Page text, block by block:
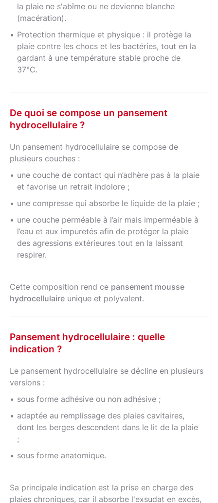
la plaie ne s'abîme ou ne devienne blanche
(macération).
Protection thermique et physique : il protège la
plaie contre les chocs et les bactéries, tout en la
gardant à une température stable proche de
37°C.
De quoi se compose un pansement
hydrocellulaire ?
Un pansement hydrocellulaire se compose de
plusieurs couches :
une couche de contact qui n’adhère pas à la plaie
et favorise un retrait indolore ;
une compresse qui absorbe le liquide de la plaie ;
une couche perméable à l’air mais imperméable à
l’eau et aux impuretés afin de protéger la plaie
des agressions extérieures tout en la laissant
respirer.
Cette composition rend ce pansement mousse
hydrocellulaire unique et polyvalent.
Pansement hydrocellulaire : quelle
indication ?
Le pansement hydrocellulaire se décline en plusieurs
versions :
sous forme adhésive ou non adhésive ;
adaptée au remplissage des plaies cavitaires,
dont les berges descendent dans le lit de la plaie
;
sous forme anatomique.
Sa principale indication est la prise en charge des
plaies chroniques, car il absorbe l'exsudat en excès,